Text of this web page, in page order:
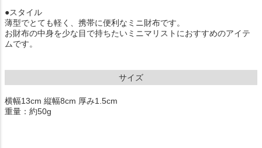
●スタイル
薄型でとても軽く、携帯に便利なミニ財布です。
お財布の中身を少な目で持ちたいミニマリストにおすすめのアイテ
ムです。
サイズ
横幅13cm 縦幅8cm 厚み1.5cm
重量：約50g